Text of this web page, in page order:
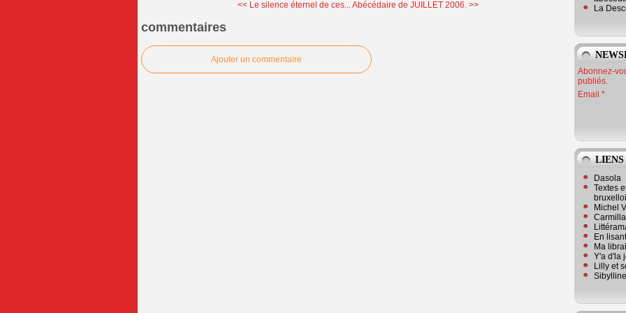
<< Le silence éternel de ces...Abécédaire de JUILLET 2006. >>
commentaires
Ajouter un commentaire
La
Abonnez-
publiés.
Email
LIENS
Dasola
Textes
Michel
En
Ma
Y'a d'la
Lilly et
Sibylline